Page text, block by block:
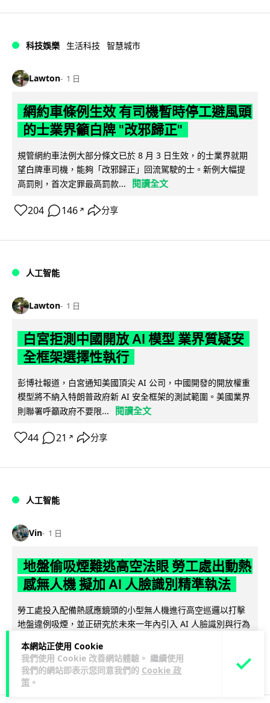
本網站正使用 Cookie
我們使用 Cookie 改善網站體驗。 繼續使用
我們的網站即表示您同意我們的 Cookie 政
策 。
科技娛樂 生活科技 智慧城市
Lawton 1 日
網約車條例生效 有司機暫時停工避風頭
的士業界籲白牌 "改邪歸正"
規管網約車法例大部分條文已於 8 月 3 日生效，的士業界就期
望白牌車司機，能夠「改邪歸正」回流駕駛的士。新例大幅提
高罰則，首次定罪最高罰款...
閱讀全文
204 146 ↗ 分享
人工智能
Lawton 1 日
白宮拒測中國開放 AI 模型 業界質疑安
全框架選擇性執行
彭博社報道，白宮通知美國頂尖 AI 公司，中國開發的開放權重
模型將不納入特朗普政府新 AI 安全框架的測試範圍。美國業界
則聯署呼籲政府不要限...
閱讀全文
44 21 ↗ 分享
人工智能
Vin 1 日
地盤偷吸煙難逃高空法眼 勞工處出動熱
感無人機 擬加 AI 人臉識別精準執法
勞工處投入配備熱感應鏡頭的小型無人機進行高空巡邏以打擊
地盤違例吸煙，並正研究於未來一年內引入 AI 人臉識別與行為
246 55↗ 分享